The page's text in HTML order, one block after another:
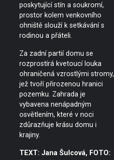
poskytující stín a soukromí,
prostor kolem venkovního
ohniště slouží k setkávání s
rodinou a přáteli.
Za zadní partií domu se
rozprostírá kvetoucí louka
ohraničená vzrostlými stromy,
jež tvoří přirozenou hranici
pozemku. Zahrada je
vybavena nenápadným
osvětlením, které v noci
zdůrazňuje krásu domu i
krajiny.
TEXT: Jana Šulcová, FOTO: